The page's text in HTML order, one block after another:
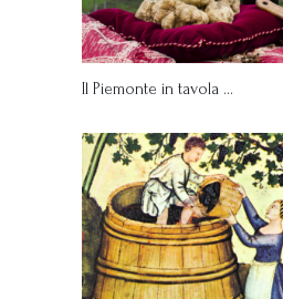
Il Piemonte in tavola …